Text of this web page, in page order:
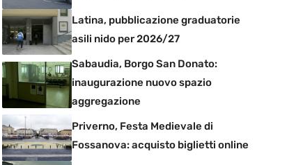
Latina, pubblicazione graduatorie
asili nido per 2026/27
Sabaudia, Borgo San Donato:
inaugurazione nuovo spazio
aggregazione
Priverno, Festa Medievale di
Fossanova: acquisto biglietti online